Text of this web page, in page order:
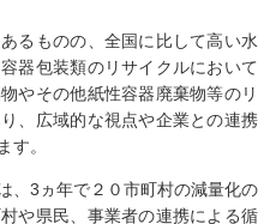
るものの、全国に比して高い水
器包装類のリサイクルにおいて
やその他紙性容器廃棄物等のリ
、広域的な視点や企業との連携
す。
、3ヵ年で２０市町村の減量化の
や県民、事業者の連携による循